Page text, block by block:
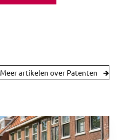
Meer artikelen over Patenten